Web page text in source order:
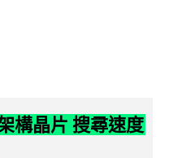
構晶片 搜尋速度